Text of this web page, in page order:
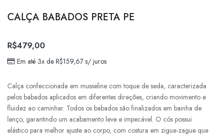
CALÇA BABADOS PRETA PE
R$479,00
Em até 3x de R$159,67s/ juros
Calça confeccionada em musseline com toque de seda, caracterizada
pelos babados aplicados em diferentes direções, criando movimento e
fluidez ao caminhar. Todos os babados são finalizados em bainha de
lenço, garantindo um acabamento leve e impecável. O cós possui
elástico para melhor ajuste ao corpo, com costura em zigue-zague que